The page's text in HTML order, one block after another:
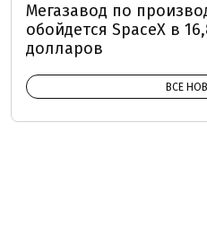
Мегазавод по
обойдется SpaceX в
долларов
ВСЕ